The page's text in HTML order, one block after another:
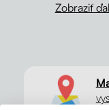
Zobraziť